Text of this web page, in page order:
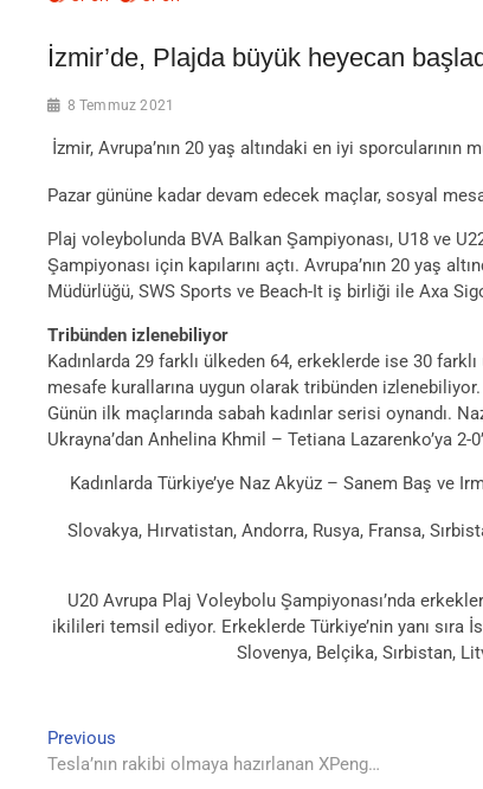
İzmir’de, Plajda büyük heyecan
8 Temmuz 2021
İzmir, Avrupa’nın 20 yaş altındaki en iyi
Pazar gününe kadar devam edecek maçlar, sosyal
Plaj voleybolunda BVA Balkan Şampiyonası, U18 ve
Şampiyonası için kapılarını açtı. Avrupa’nın 20 yaş
Müdürlüğü, SWS Sports ve Beach-It iş birliği ile Axa
Tribünden izlenebiliyor
Kadınlarda 29 farklı ülkeden 64, erkeklerde ise 30
mesafe kurallarına uygun olarak tribünden izlenebiliyor.
Günün ilk maçlarında sabah kadınlar serisi oynandı.
Ukrayna’dan Anhelina Khmil – Tetiana Lazarenko’ya 2-
Kadınlarda Türkiye’ye Naz Akyüz – Sanem Baş ve
Slovakya, Hırvatistan, Andorra, Rusya, Fransa,
U20 Avrupa Plaj Voleybolu Şampiyonası’nda
ikilileri temsil ediyor. Erkeklerde Türkiye’nin yanı sıra
Slovenya, Belçika, Sırbistan,
Yazı
gezinmesi
Previous
post:
Tesla’nın rakibi olmaya hazırlanan XPeng…